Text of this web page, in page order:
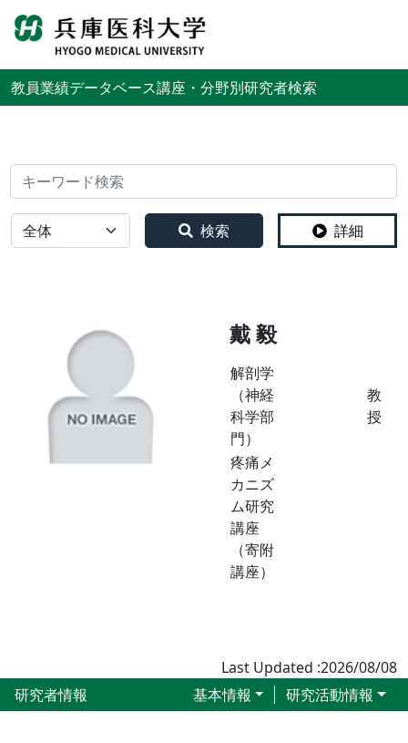
教員業績データベース講座・分野別研究者検索
検索
全体 検索 詳細
戴 毅
解剖学
（神経
科学部
門）
教
授
疼痛メ
カニズ
ム研究
講座
（寄附
講座）
Last Updated :2026/08/08
研究者情報
基本情報 研究活動情報